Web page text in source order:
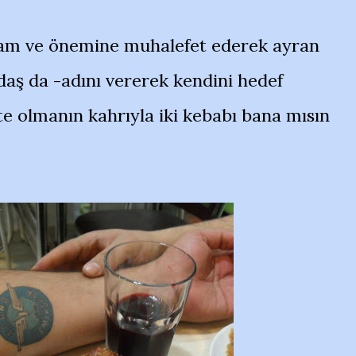
ve önemine muhalefet ederek ayran
da -adını vererek kendini hedef
kahrıyla iki kebabı bana mısın